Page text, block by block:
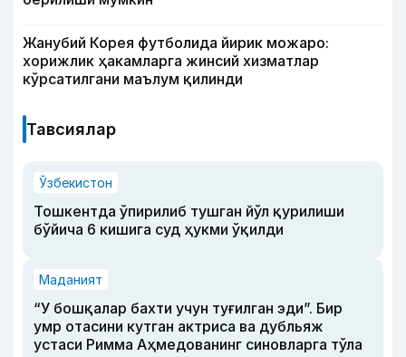
Жанубий Корея футболида йирик можаро:
хорижлик ҳакамларга жинсий хизматлар
кўрсатилгани маълум қилинди
Тавсиялар
Ўзбекистон
Тошкентда ўпирилиб тушган йўл қурилиши
бўйича 6 кишига суд ҳукми ўқилди
Маданият
“У бошқалар бахти учун туғилган эди”. Бир
умр отасини кутган актриса ва дубльяж
устаси Римма Аҳмедованинг синовларга тўла